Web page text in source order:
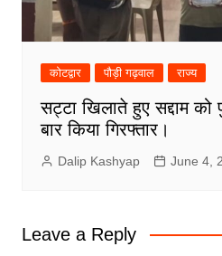
कोटद्वार पौड़ी गढ़वाल राज्य
सट्टा खिलाते हुए सद्दाम
बार किया गिरफ्तार।
Dalip Kashyap June 4,
Leave a Reply